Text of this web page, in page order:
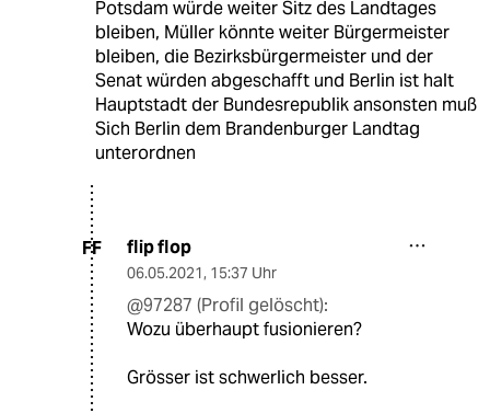
Potsdam würde weiter Sitz des Landtages
bleiben, Müller könnte weiter Bürgermeister
bleiben, die Bezirksbürgermeister und der
Senat würden abgeschafft und Berlin ist halt
Hauptstadt der Bundesrepublik ansonsten muß
Sich Berlin dem Brandenburger Landtag
unterordnen
FF flip flop
06.05.2021, 15:37 Uhr
@97287 (Profil gelöscht):
Wozu überhaupt fusionieren?
Grösser ist schwerlich besser.